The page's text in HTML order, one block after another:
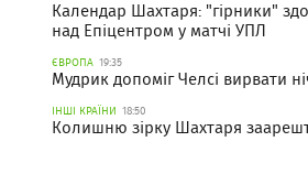
Календар Шахтаря: "гірники"
над Епіцентром у матчі УПЛ
ЄВРОПА 19:35
Мудрик допоміг Челсі вирвати
ІНШІ КРАЇНИ 18:50
Колишню зірку Шахтаря